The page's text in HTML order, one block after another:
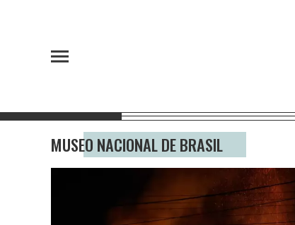
MUSEO NACIONAL DE BRASIL